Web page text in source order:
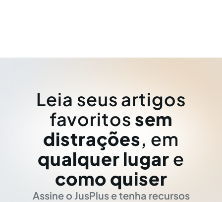
Leia seus artigos
favoritos sem
distrações, em
qualquer lugar e
como quiser
Assine o JusPlus e tenha recursos